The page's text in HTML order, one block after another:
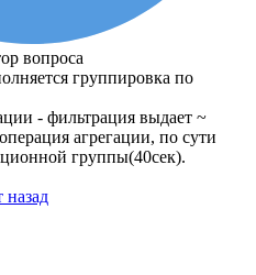
вопроса
группировка по
- фильтрация выдает ~
агрегации, по сути
группы(40сек).
назад